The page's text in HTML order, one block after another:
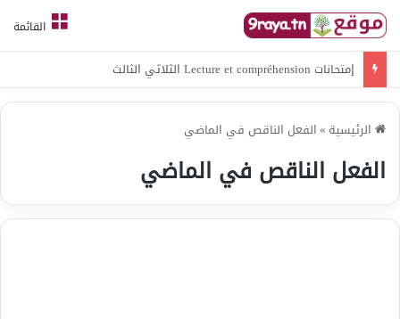
القائمة
إمتحانات Lecture et compréhension الثلاثي الثالث
الرئيسية »الفعل الناقص في الماضي
الفعل الناقص في الماضي